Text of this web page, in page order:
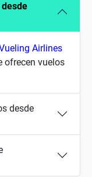
Airlines
ofrecen vuelos
desde